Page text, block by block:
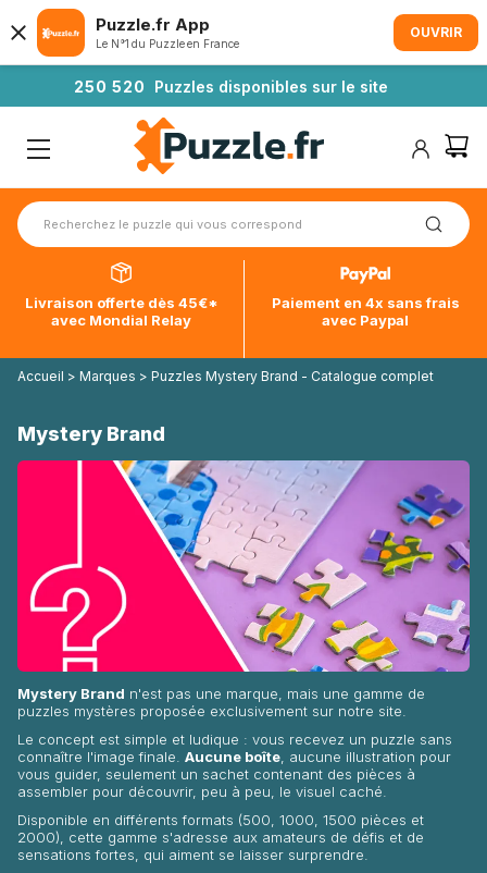
250 520 Puzzles disponibles sur le site
Livraison offerte dès 45€*
avec Mondial Relay
Paiement en 4x sans frais
avec Paypal
Accueil > Marques > Puzzles Mystery Brand - Catalogue complet
Mystery Brand
Mystery Brand n'est pas une marque, mais une gamme de
puzzles mystères proposée exclusivement sur notre site.
Le concept est simple et ludique : vous recevez un puzzle sans
connaître l'image finale. Aucune boîte, aucune illustration pour
vous guider, seulement un sachet contenant des pièces à
assembler pour découvrir, peu à peu, le visuel caché.
Disponible en différents formats (500, 1000, 1500 pièces et
2000), cette gamme s'adresse aux amateurs de défis et de
sensations fortes, qui aiment se laisser surprendre.
Puzzle.fr App
Le N°1 du Puzzle en France
OUVRIR